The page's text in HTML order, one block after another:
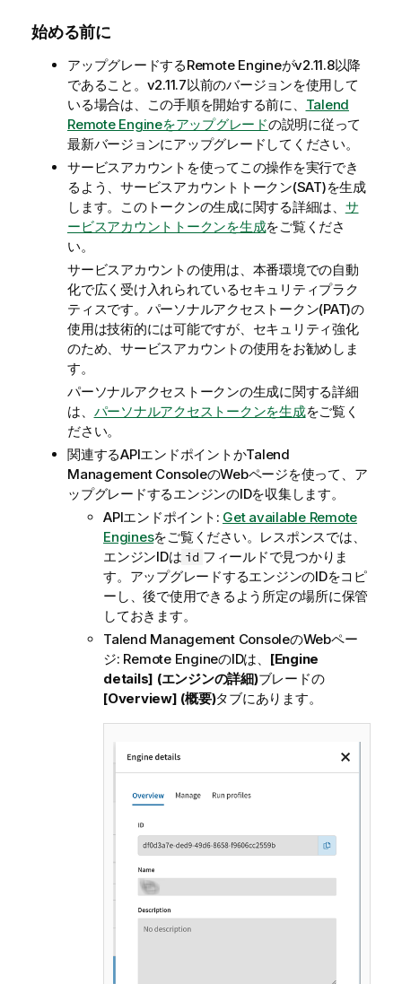
始める前に
アップグレードするRemote Engineがv2.11.8以降
であること。v2.11.7以前のバージョンを使用して
いる場合は、この手順を開始する前に、 Talend
Remote Engineをアップグレードの説明に従って
最新バージョンにアップグレードしてください。
サービスアカウントを使ってこの操作を実行でき
るよう、サービスアカウントトークン(SAT)を生成
します。このトークンの生成に関する詳細は、 サ
ービスアカウントトークンを生成をご覧くださ
い。
サービスアカウントの使用は、本番環境での自動
化で広く受け入れられているセキュリティプラク
ティスです。パーソナルアクセストークン(PAT)の
使用は技術的には可能ですが、セキュリティ強化
のため、サービスアカウントの使用をお勧めしま
す。
パーソナルアクセストークンの生成に関する詳細
は、 パーソナルアクセストークンを生成をご覧く
ださい。
関連するAPIエンドポイントかTalend
Management ConsoleのWebページを使って、ア
ップグレードするエンジンのIDを収集します。
APIエンドポイント: Get available Remote
Enginesをご覧ください。レスポンスでは、
エンジンIDは id フィールドで見つかりま
す。アップグレードするエンジンのIDをコピ
ーし、後で使用できるよう所定の場所に保管
しておきます。
Talend Management ConsoleのWebペー
ジ: Remote EngineのIDは、 [Engine
details] (エンジンの詳細)ブレードの
[Overview] (概要)タブにあります。